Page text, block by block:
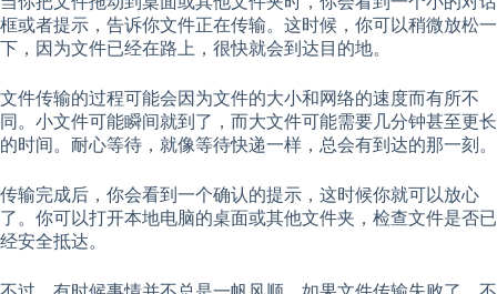
框或者提示，告诉你文件正在传输。这时候，你可以稍微放松一
下，因为文件已经在路上，很快就会到达目的地。
文件传输的过程可能会因为文件的大小和网络的速度而有所不
同。小文件可能瞬间就到了，而大文件可能需要几分钟甚至更长
的时间。耐心等待，就像等待快递一样，总会有到达的那一刻。
传输完成后，你会看到一个确认的提示，这时候你就可以放心
了。你可以打开本地电脑的桌面或其他文件夹，检查文件是否已
经安全抵达。